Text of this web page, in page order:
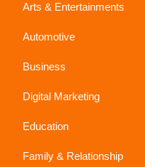
Arts & Entertainments
Automotive
Business
Digital Marketing
Education
Family & Relationship